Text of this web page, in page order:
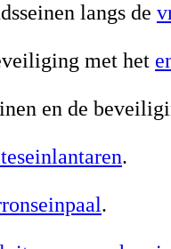
langs de
met het
en de
.
.